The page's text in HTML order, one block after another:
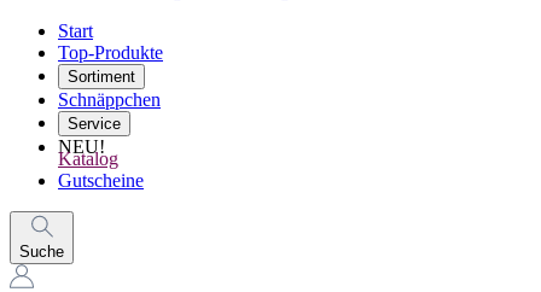
Start
Top-Produkte
Sortiment
Schnäppchen
Service
NEU!
Katalog
Gutscheine
Suche